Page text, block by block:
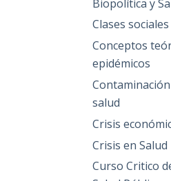
Biopolítica y
Clases
Conceptos
epidémicos
salud
Crisis
Crisis en Salud
Curso Critico